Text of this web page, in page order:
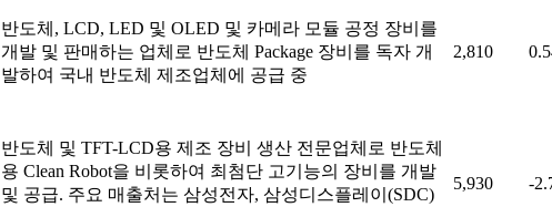
반도체, LCD, LED 및 OLED 및 카메라 모듈 공정 장비를
개발 및 판매하는 업체로 반도체 Package 장비를 독자 개
발하여 국내 반도체 제조업체에 공급 중
2,810
반도체 및 TFT-LCD용 제조 장비 생산 전문업체로 반도체
용 Clean Robot을 비롯하여 최첨단 고기능의 장비를 개발
및 공급. 주요 매출처는 삼성전자, 삼성디스플레이(SDC)
5,930 -